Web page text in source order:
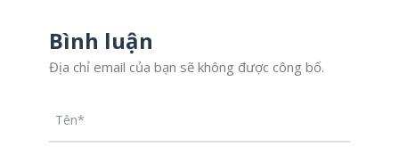
Bình luận
Địa chỉ email của bạn sẽ không được công bố.